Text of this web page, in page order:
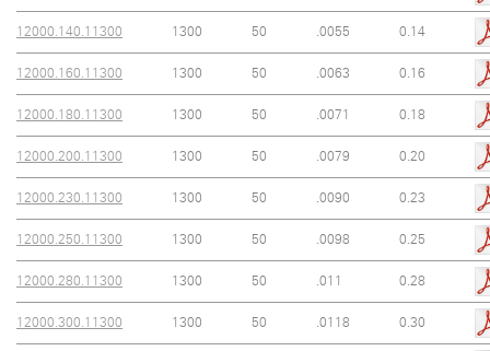
12000.140.11300 1300 50 .0055 0.14
12000.160.11300 1300 50 .0063 0.16
12000.180.11300 1300 50 .0071 0.18
12000.200.11300 1300 50 .0079 0.20
12000.230.11300 1300 50 .0090 0.23
12000.250.11300 1300 50 .0098 0.25
12000.280.11300 1300 50 .011 0.28
12000.300.11300 1300 50 .0118 0.30